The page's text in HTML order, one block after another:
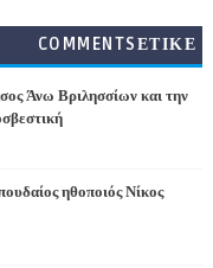
COMMENTSΕΤΙΚΕ
Άνω Βριλησσίων και την
ηθοποιός Νίκος